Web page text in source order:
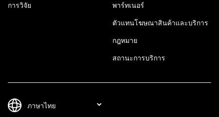
การวิจัย พาร์ทเนอร์
ตัวแทนโฆษณาสินค้าและบริการ
กฎหมาย
สถานะการบริการ